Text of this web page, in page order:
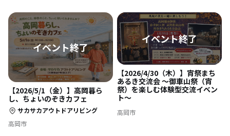
【2026/5/1（金）】高岡暮ら
し、ちょいのぞきカフェ
サカサカアウトドアリビング
高岡市
【2026/4/30（木）】宵祭まち
あるき交流会 〜御車山祭（宵
祭）を楽しむ体験型交流イベン
ト〜
高岡市